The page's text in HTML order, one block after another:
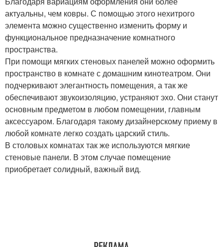
актуальны, чем ковры. С помощью этого нехитрого
элемента можно существенно изменить форму и
функциональное предназначение комнатного
пространства.
При помощи мягких стеновых панелей можно оформить
пространство в комнате с домашним кинотеатром. Они
подчеркивают элегантность помещения, а так же
обеспечивают звукоизоляцию, устраняют эхо. Они станут
основным предметом в любом помещении, главным
аксессуаром. Благодаря такому дизайнерскому приему в
любой комнате легко создать царский стиль.
В столовых комнатах так же используются мягкие
стеновые панели. В этом случае помещение
приобретает солидный, важный вид.